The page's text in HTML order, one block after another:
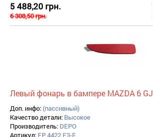
5 488,20 грн.
6 308,50 грн.
Левый фонарь в бампере MAZDA 6 GJ
Доп. инфо: (пассивный)
Качество детали: Высокое
Производитель: DEPO
Артикул: FP 4422 F3-E